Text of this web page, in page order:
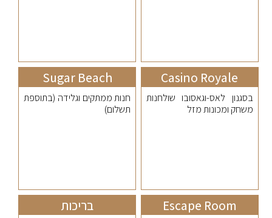
Casino Royale
בסגנון לאס-וגאסובו שולחנות
משחק ומכונות מזל
Sugar Beach
חנות ממתקים וגלידה (בתוספת
תשלום)
Escape Room בריכות